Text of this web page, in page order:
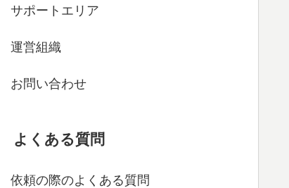
サポートエリア
運営組織
お問い合わせ
よくある質問
依頼の際のよくある質問